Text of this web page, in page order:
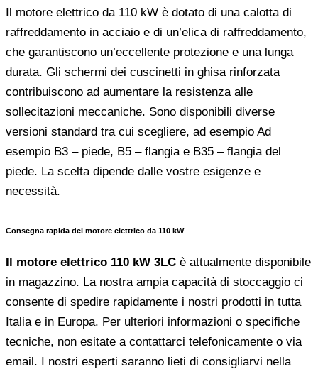
Il motore elettrico da 110 kW è dotato di una calotta di
raffreddamento in acciaio e di un’elica di raffreddamento,
che garantiscono un’eccellente protezione e una lunga
durata. Gli schermi dei cuscinetti in ghisa rinforzata
contribuiscono ad aumentare la resistenza alle
sollecitazioni meccaniche. Sono disponibili diverse
versioni standard tra cui scegliere, ad esempio Ad
esempio B3 – piede, B5 – flangia e B35 – flangia del
piede. La scelta dipende dalle vostre esigenze e
necessità.
Consegna rapida del motore elettrico da 110 kW
Il motore elettrico 110 kW 3LC è attualmente disponibile
in magazzino. La nostra ampia capacità di stoccaggio ci
consente di spedire rapidamente i nostri prodotti in tutta
Italia e in Europa. Per ulteriori informazioni o specifiche
tecniche, non esitate a contattarci telefonicamente o via
email. I nostri esperti saranno lieti di consigliarvi nella